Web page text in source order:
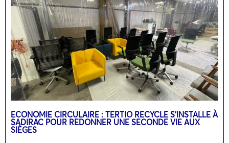
ECONOMIE CIRCULAIRE : TERTIO RECYCLE S’INSTALLE À
SADIRAC POUR REDONNER UNE SECONDE VIE AUX
SIÈGES